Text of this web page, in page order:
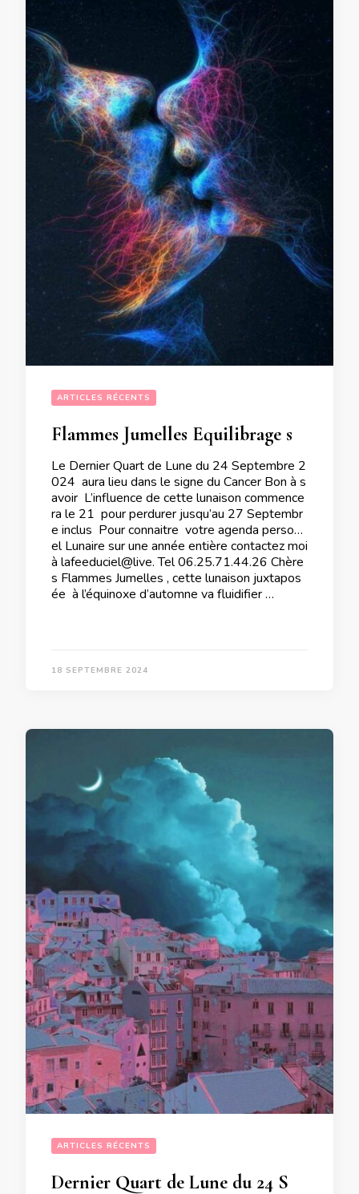
ARTICLES RÉCENTS
Le Dernier Quart de Lune du 24 Septembre 2
024 aura lieu dans le signe du Cancer Bon à s
avoir L’influence de cette lunaison commence
ra le 21 pour perdurer jusqu’au 27 Septembr
e inclus Pour connaitre votre agenda personn
el Lunaire sur une année entière contactez moi
à lafeeduciel@live. Tel 06.25.71.44.26 Chère
s Flammes Jumelles , cette lunaison juxtapos
ée à l’équinoxe d’automne va fluidifier …
18 SEPTEMBRE 2024
ARTICLES RÉCENTS